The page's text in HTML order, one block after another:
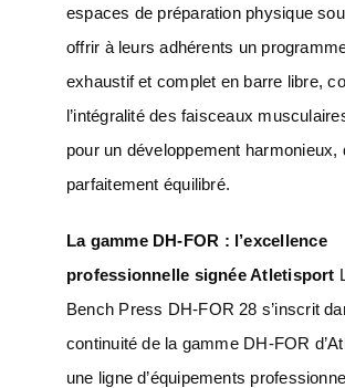
espaces de préparation physique
offrir à leurs adhérents un
exhaustif et complet en barre libre,
l’intégralité des faisceaux
pour un développement harmonieux,
parfaitement équilibré.
La gamme DH-FOR : l’excellence
professionnelle signée Atletisport
Bench Press DH-FOR 28 s’inscrit
continuité de la gamme DH-FOR
une ligne d’équipements